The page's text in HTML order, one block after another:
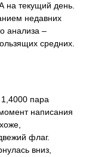
на текущий день.
недавних
анализа –
средних.
пара
написания
флаг.
вниз,